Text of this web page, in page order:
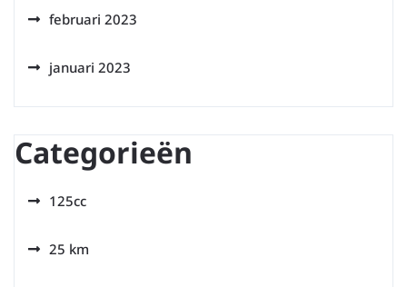
februari 2023
januari 2023
Categorieën
125cc
25 km